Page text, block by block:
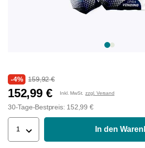
-4% 159,92 €
152,99 € Inkl. MwSt. zzgl. Versand
30-Tage-Bestpreis: 152,99 €
1 In den